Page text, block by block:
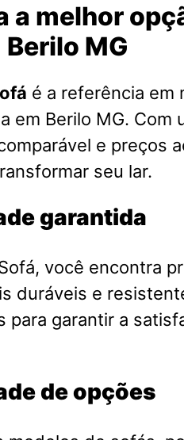
a melhor
MG
é a referência em
em Berilo MG.
e preços
seu lar.
garantida
você encontra
duráveis e
para garantir a
de opções